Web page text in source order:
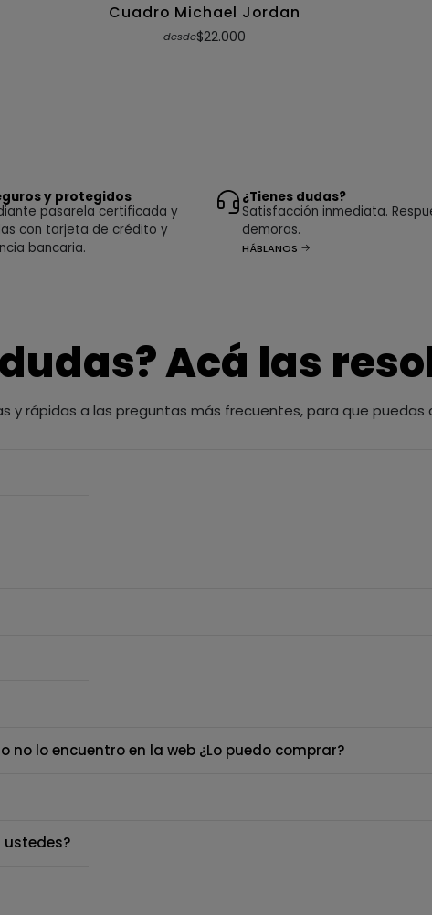
Cuadro Michael Jordan
desde$22.000
y protegidos
pasarela certificada y
con tarjeta de crédito y
bancaria.
¿Tienes dudas?
Satisfacción inmediata.
demoras.
HÁBLANOS
Acá las
y rápidas a las preguntas más frecuentes, para que
lo encuentro en la web ¿Lo puedo comprar?